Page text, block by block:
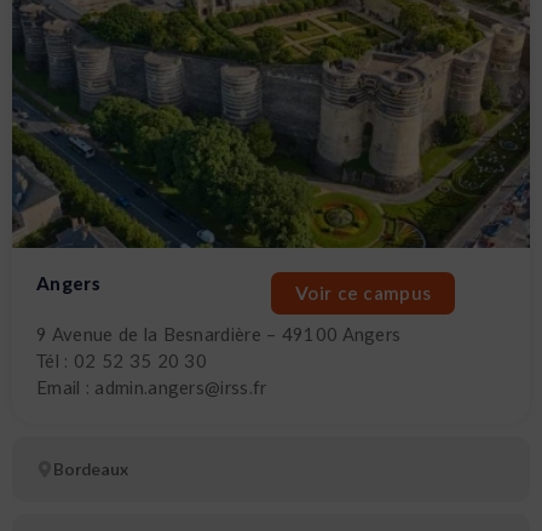
Bordeaux
Angers
Voir ce campus
9 Avenue de la Besnardière – 49100 Angers
Tél : 02 52 35 20 30
Email : admin.angers@irss.fr